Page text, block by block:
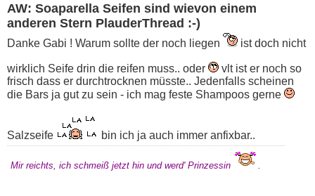
AW: Soaparella Seifen sind wievon einem
anderen Stern PlauderThread :-)
Danke Gabi ! Warum sollte der noch liegen ist doch nicht
wirklich Seife drin die reifen muss.. oder
vlt ist er noch so
frisch dass er durchtrocknen müsste.. Jedenfalls scheinen
die Bars ja gut zu sein - ich mag feste Shampoos gerne
Salzseife bin ich ja auch immer anfixbar..
Mir reichts, ich schmeiß jetzt hin und werd' Prinzessin .